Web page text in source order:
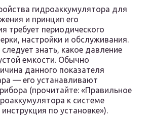
гидроаккумулятора для
и принцип его
требует периодического
настройки и обслуживания.
знать, какое давление
емкости. Обычно
данного показателя
— его устанавливают
(прочитайте: «Правильное
к системе
по установке»).